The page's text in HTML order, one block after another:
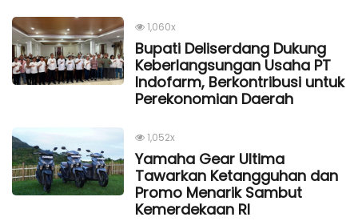
1,060x
Bupati Deliserdang Dukung
Keberlangsungan Usaha PT
Indofarm, Berkontribusi untuk
Perekonomian Daerah
1,052x
Yamaha Gear Ultima
Tawarkan Ketangguhan dan
Promo Menarik Sambut
Kemerdekaan Rl